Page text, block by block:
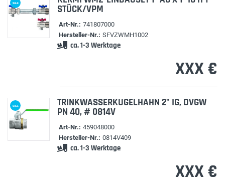
SALE
STÜCK/VPM
Art-Nr.: 741807000
Hersteller-Nr.: SFVZWMH1002
ca. 1-3 Werktage
XXX €
SALE TRINKWASSERKUGELHAHN 2" IG, DVGW
PN 40, # 0814V
Art-Nr.: 459048000
Hersteller-Nr.: 0814V409
ca. 1-3 Werktage
XXX €